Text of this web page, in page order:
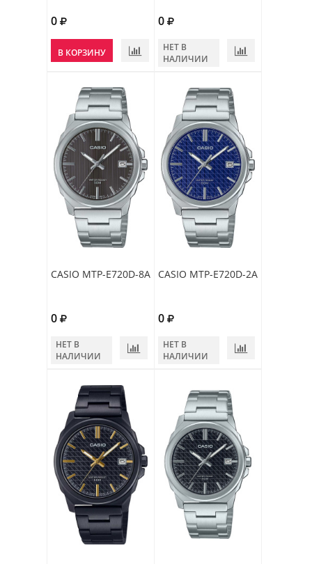
0
В КОРЗИНУ
0
НЕТ В
НАЛИЧИИ
CASIO MTP-E720D-8A
0
НЕТ В
НАЛИЧИИ
CASIO MTP-E720D-2A
0
НЕТ В
НАЛИЧИИ